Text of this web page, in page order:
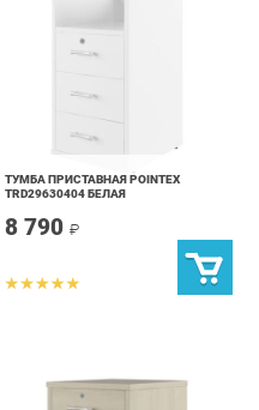
TRD29630404 БЕЛАЯ
8 790₽